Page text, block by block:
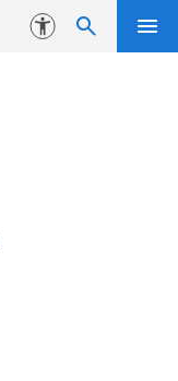
Juurdepääsetavus